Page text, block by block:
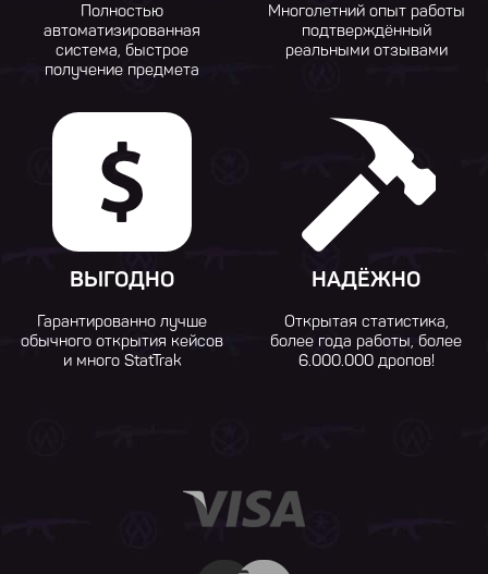
Полностью
автоматизированная
система, быстрое
получение предмета
Многолетний опыт работы
подтверждённый
реальными отзывами
ВЫГОДНО
Гарантированно лучше
обычного открытия кейсов
и много StatTrak
НАДЁЖНО
Открытая статистика,
более года работы, более
6.000.000 дропов!